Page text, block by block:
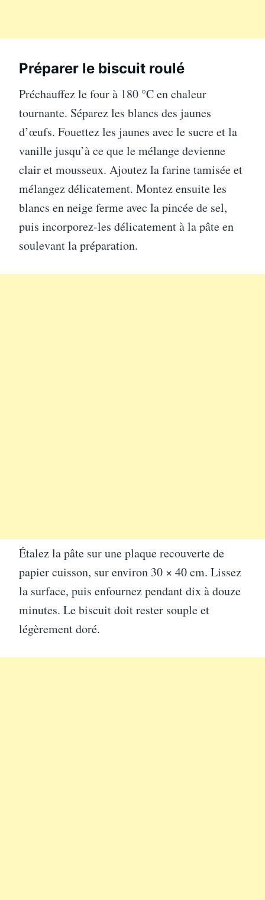
Préparer le biscuit roulé
Préchauffez le four à 180 °C en chaleur
tournante. Séparez les blancs des jaunes
d’œufs. Fouettez les jaunes avec le sucre et la
vanille jusqu’à ce que le mélange devienne
clair et mousseux. Ajoutez la farine tamisée et
mélangez délicatement. Montez ensuite les
blancs en neige ferme avec la pincée de sel,
puis incorporez-les délicatement à la pâte en
soulevant la préparation.
Étalez la pâte sur une plaque recouverte de
papier cuisson, sur environ 30 × 40 cm. Lissez
la surface, puis enfournez pendant dix à douze
minutes. Le biscuit doit rester souple et
légèrement doré.